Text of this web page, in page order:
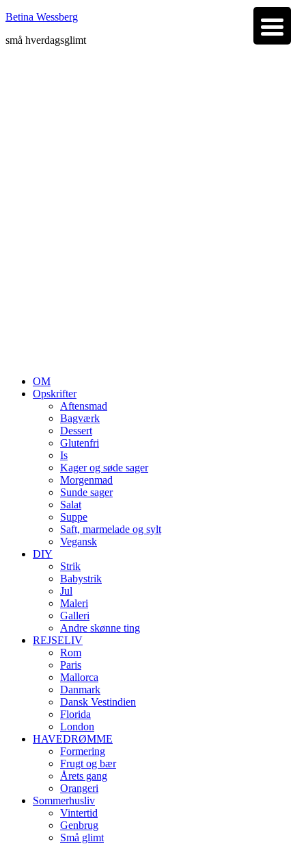
Betina Wessberg
små hverdagsglimt
OM
Opskrifter
Aftensmad
Bagværk
Dessert
Glutenfri
Is
Kager og søde sager
Morgenmad
Sunde sager
Salat
Suppe
Saft, marmelade og sylt
Vegansk
DIY
Strik
Babystrik
Jul
Maleri
Galleri
Andre skønne ting
REJSELIV
Rom
Paris
Mallorca
Danmark
Dansk Vestindien
Florida
London
HAVEDRØMME
Formering
Frugt og bær
Årets gang
Orangeri
Sommerhusliv
Vintertid
Genbrug
Små glimt